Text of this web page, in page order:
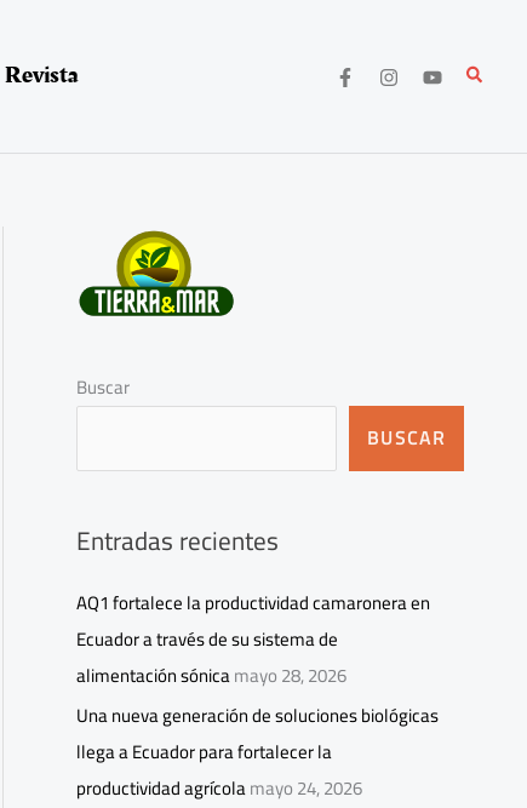
Revista Buscar
Buscar
BUSCAR
Entradas recientes
AQ1 fortalece la productividad camaronera en
Ecuador a través de su sistema de
alimentación sónicamayo 28, 2026
Una nueva generación de soluciones biológicas
llega a Ecuador para fortalecer la
productividad agrícolamayo 24, 2026